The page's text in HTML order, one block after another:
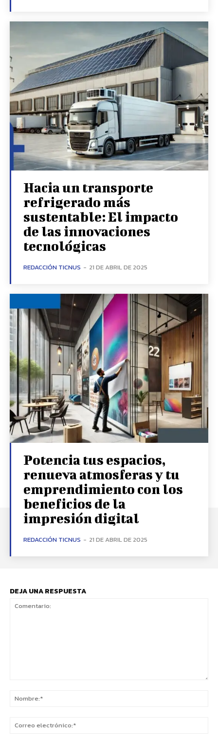
Hacia un transporte
refrigerado más
sustentable: El impacto
de las innovaciones
tecnológicas
REDACCIÓN TICNUS - 21 DE ABRIL DE 2025
Potencia tus espacios,
renueva atmosferas y tu
emprendimiento con los
beneficios de la
impresión digital
REDACCIÓN TICNUS - 21 DE ABRIL DE 2025
DEJA UNA RESPUESTA